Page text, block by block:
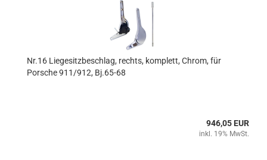
Nr.16 Liegesitzbeschlag, rechts, komplett, Chrom, für
Porsche 911/912, Bj.65-68
946,05 EUR
inkl. 19% MwSt.